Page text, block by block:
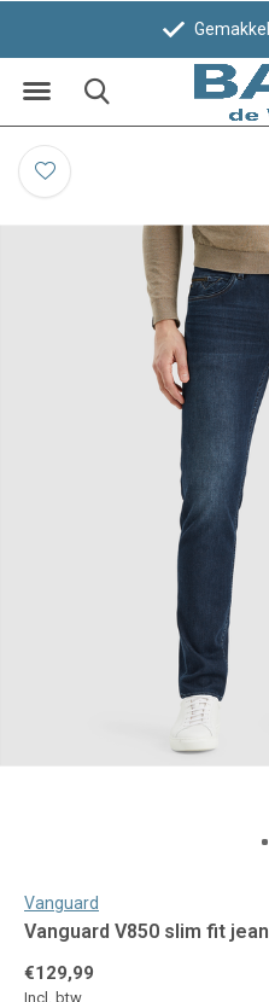
Vanguard
Vanguard V850 slim fit
€129,99
Incl. btw